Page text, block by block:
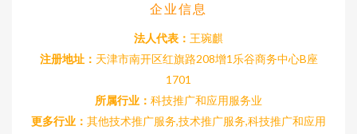
企业信息
法人代表： 王琬麒
注册地址： 天津市南开区红旗路208增1乐谷商务中心B座
1701
所属行业： 科技推广和应用服务业
更多行业： 其他技术推广服务,技术推广服务,科技推广和应用